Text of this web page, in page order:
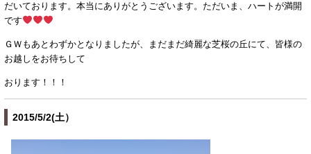
だいております。本当にありがとうございます。ただいま、ハートが満開
です
ＧＷもあとわずかとなりましたが、まだまだ綺麗な芝桜の丘にて、皆様の
お越しをお待ちして
おります！！！
2015/5/2(土）